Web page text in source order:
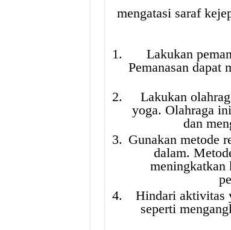
mengatasi saraf
Lakukan
Pemanasan dapat
Lakukan
yoga. Olahraga
dan
Gunakan metode
dalam.
meningkatkan
Hindari aktivitas
seperti